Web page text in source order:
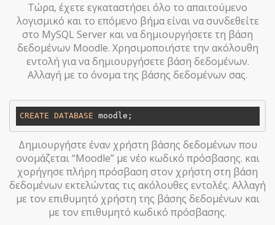
Τώρα, έχετε εγκαταστήσει όλο το απαιτούμενο
λογισμικό και το επόμενο βήμα είναι να συνδεθείτε
στο MySQL Server και να δημιουργήσετε τη βάση
δεδομένων Moodle. Χρησιμοποιήστε την ακόλουθη
εντολή για να δημιουργήσετε βάση δεδομένων.
Αλλαγή με το όνομα της βάσης δεδομένων σας.
CREATE DATABASE
Δημιουργήστε έναν χρήστη βάσης δεδομένων που
ονομάζεται “Moodle” με νέο κωδικό πρόσβασης. και
χορήγησε πλήρη πρόσβαση στον χρήστη στη βάση
δεδομένων εκτελώντας τις ακόλουθες εντολές. Αλλαγή
με τον επιθυμητό χρήστη της βάσης δεδομένων και
με τον επιθυμητό κωδικό πρόσβασης.